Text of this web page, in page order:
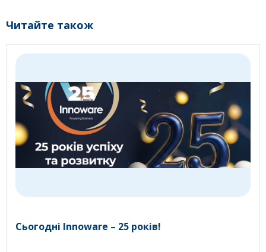
Читайте також
Сьогодні Innoware – 25 років!